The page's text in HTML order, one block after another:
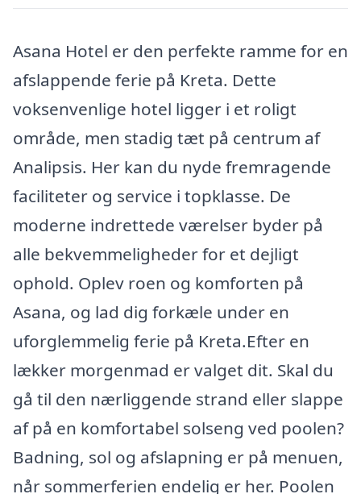
Asana Hotel er den perfekte ramme for en
afslappende ferie på Kreta. Dette
voksenvenlige hotel ligger i et roligt
område, men stadig tæt på centrum af
Analipsis. Her kan du nyde fremragende
faciliteter og service i topklasse. De
moderne indrettede værelser byder på
alle bekvemmeligheder for et dejligt
ophold. Oplev roen og komforten på
Asana, og lad dig forkæle under en
uforglemmelig ferie på Kreta.Efter en
lækker morgenmad er valget dit. Skal du
gå til den nærliggende strand eller slappe
af på en komfortabel solseng ved poolen?
Badning, sol og afslapning er på menuen,
når sommerferien endelig er her. Poolen